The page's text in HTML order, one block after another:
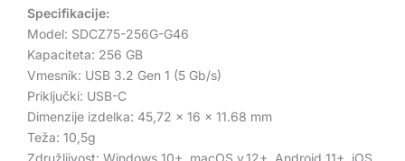
Specifikacije:
Model: SDCZ75-256G-G46
Kapaciteta: 256 GB
Vmesnik: USB 3.2 Gen 1 (5 Gb/s)
Priključki: USB-C
Dimenzije izdelka: 45,72 x 16 x 11.68 mm
Teža: 10,5g
Združljivost: Windows 10+, macOS v.12+, Android 11+, iOS